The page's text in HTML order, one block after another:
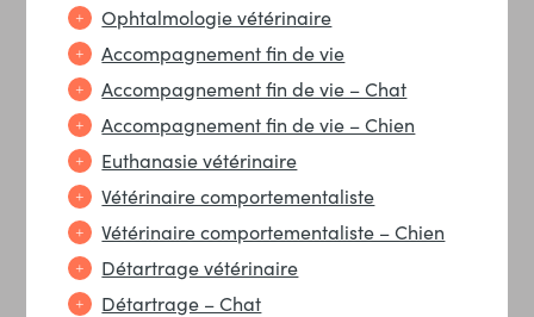
Ophtalmologie vétérinaire
Accompagnement fin de vie
Accompagnement fin de vie – Chat
Accompagnement fin de vie – Chien
Euthanasie vétérinaire
Vétérinaire comportementaliste
Vétérinaire comportementaliste – Chien
Détartrage vétérinaire
Détartrage – Chat